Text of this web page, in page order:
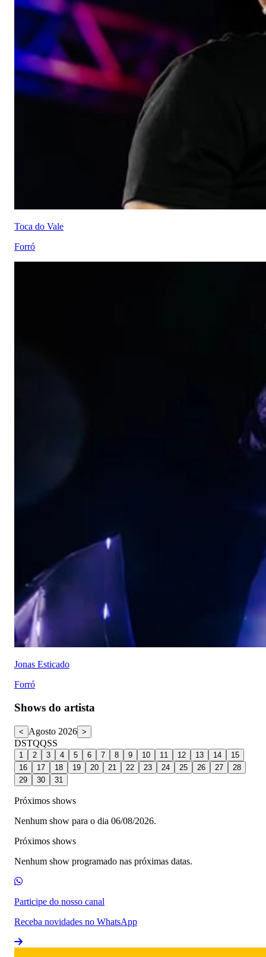
Toca do Vale
Forró
Jonas Esticado
Forró
Shows do artista
< Agosto 2026 >
DSTQQSS
1 2 3 4 5 6 7 8 9 10 11 12 13 14
15
16
17 18 19 20 21 22 23 24 25 26 27
28
29
30 31
Próximos shows
Nenhum show para o dia 06/08/2026.
Próximos shows
Nenhum show programado nas próximas datas.
Participe do nosso canal
Receba novidades no WhatsApp